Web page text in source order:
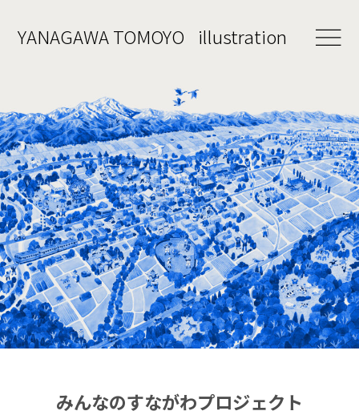
YANAGAWATOMOYO illustration
works
about
contact
shop
みんなのすながわプロジェクト